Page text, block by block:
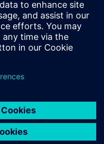
integraciju IT OT